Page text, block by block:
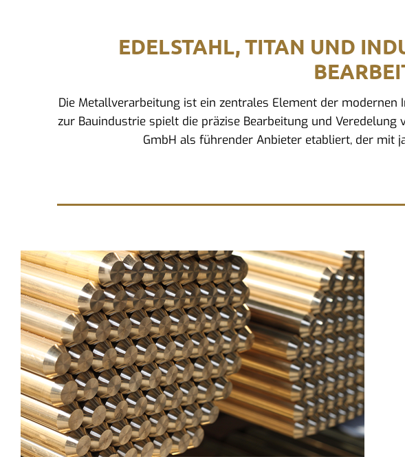
EDELSTAHL, TITAN UND
Die Metallverarbeitung ist ein zentrales Element der
zur Bauindustrie spielt die präzise Bearbeitung und
GmbH als führender Anbieter etabliert, der mit